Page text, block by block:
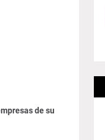
de su